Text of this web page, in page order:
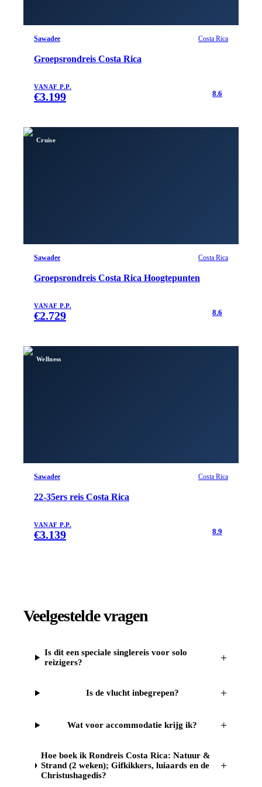
Sawadee Costa Rica
Groepsrondreis Costa Rica
VANAF P.P.
€3.199 8.6
Cruise
Sawadee Costa Rica
Groepsrondreis Costa Rica Hoogtepunten
VANAF P.P.
€2.729 8.6
Wellness
Sawadee Costa Rica
22-35ers reis Costa Rica
VANAF P.P.
€3.139 8.9
Veelgestelde vragen
Is dit een speciale singlereis voor solo
reizigers?
+
Is de vlucht inbegrepen? +
Wat voor accommodatie krijg ik? +
Hoe boek ik Rondreis Costa Rica: Natuur &
Strand (2 weken); Gifkikkers, luiaards en de
Christushagedis?
+